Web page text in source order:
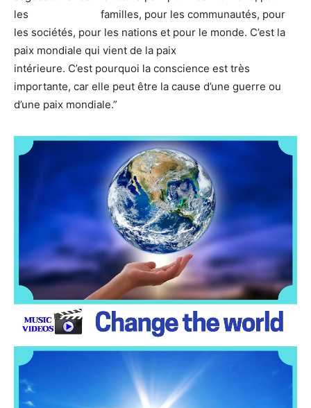
les familles, pour les communautés, pour
les sociétés, pour les nations et pour le monde. C’est la
paix mondiale qui vient de la paix
intérieure. C’est pourquoi la conscience est très
importante, car elle peut être la cause d’une guerre ou
d’une paix mondiale.”